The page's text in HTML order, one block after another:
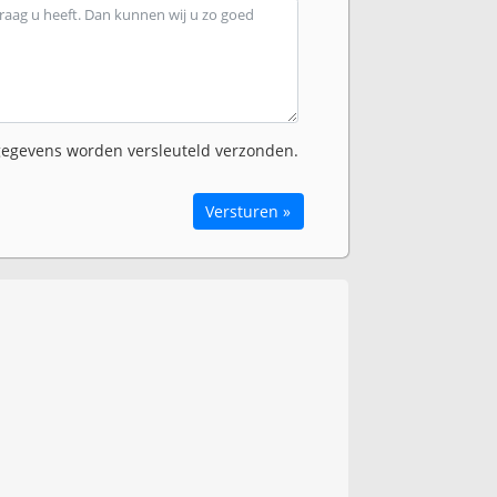
worden versleuteld verzonden.
Versturen »